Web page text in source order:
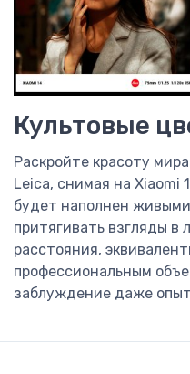
Культовые
Раскройте красоту
Leica, снимая на
будет наполнен
притягивать взгляды в
расстояния,
профессиональным
заблуждение даже